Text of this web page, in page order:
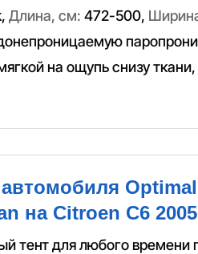
, Длина, см: 472-500,
на ощупь снизу ткани,
на Citroen C6
тент для любого времени